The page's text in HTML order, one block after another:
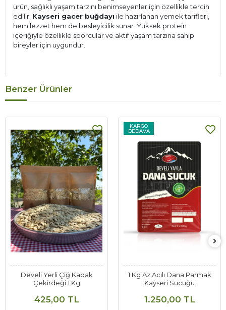
ürün, sağlıklı yaşam tarzını benimseyenler için özellikle tercih
edilir. Kayseri gacer buğdayı ile hazırlanan yemek tarifleri,
hem lezzet hem de besleyicilik sunar. Yüksek protein
içeriğiyle özellikle sporcular ve aktif yaşam tarzına sahip
bireyler için uygundur.
Benzer Ürünler
Develi Yerli Çiğ Kabak
Çekirdeği 1 Kg
425,00 TL
KARGO
BEDAVA
1 Kg Az Acılı Dana Parmak
Kayseri Sucuğu
1.250,00 TL